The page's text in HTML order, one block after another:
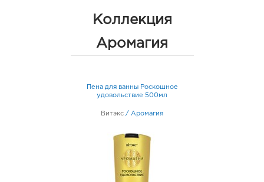
График работы:10:00 - 21:00
График работы:10:00 - 21:00
308009, Белгородская обл, г Белгород, ул 50-
летия Белгородской области, д. 11
График работы: 9:00 - 20:00
Коллекция
Аромагия
Пена для ванны Роскошное
удовольствие 500мл
Витэкс / Аромагия